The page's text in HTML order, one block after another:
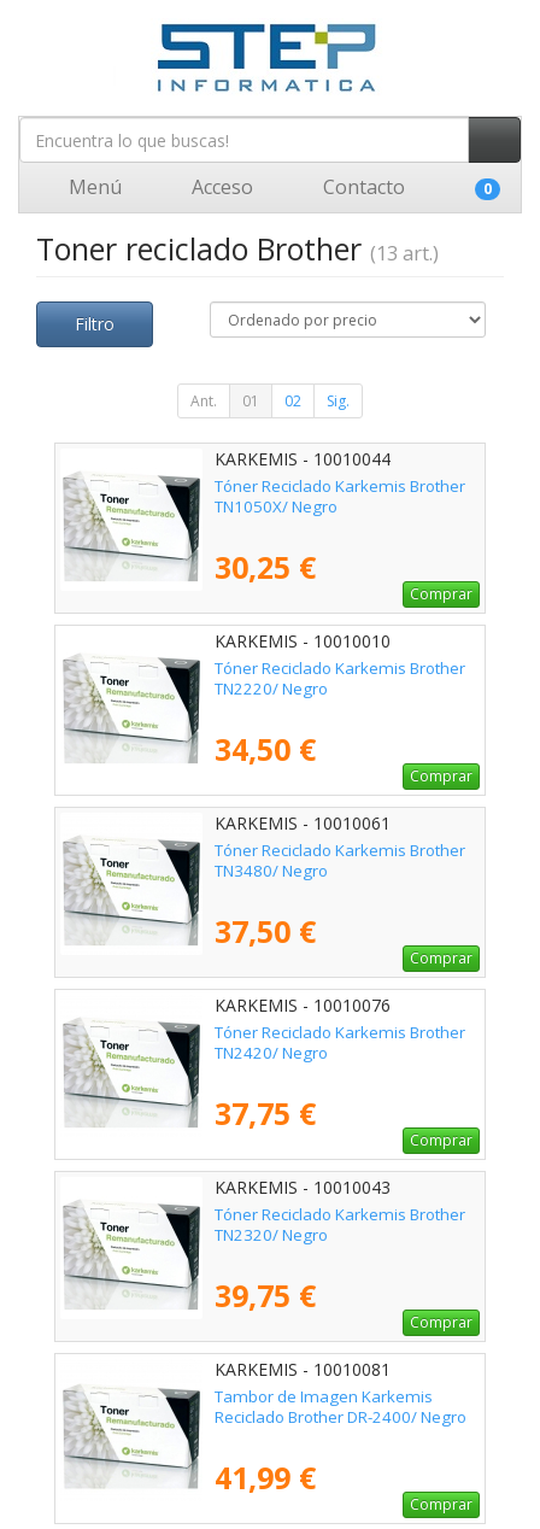
Menú Acceso Contacto 0
Toner reciclado Brother (13 art.)
Filtro
Ant. 01 02 Sig.
KARKEMIS - 10010044
Tóner Reciclado Karkemis Brother
TN1050X/ Negro
30,25 €
Comprar
KARKEMIS - 10010010
Tóner Reciclado Karkemis Brother
TN2220/ Negro
34,50 €
Comprar
KARKEMIS - 10010061
Tóner Reciclado Karkemis Brother
TN3480/ Negro
37,50 €
Comprar
KARKEMIS - 10010076
Tóner Reciclado Karkemis Brother
TN2420/ Negro
37,75 €
Comprar
KARKEMIS - 10010043
Tóner Reciclado Karkemis Brother
TN2320/ Negro
39,75 €
Comprar
KARKEMIS - 10010081
Tambor de Imagen Karkemis
Reciclado Brother DR-2400/ Negro
41,99 €
Comprar